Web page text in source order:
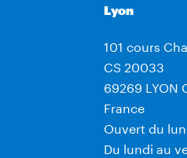
Lyon
101 cours
CS 20033
69269 LYON
France
Ouvert du
Du lundi au